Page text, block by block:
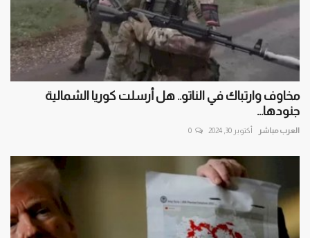
مخاوف وارتباك في الناتو.. هل أرسلت كوريا الشمالية
جنودها...
العرب مباشر أكتوبر 30, 2024 0